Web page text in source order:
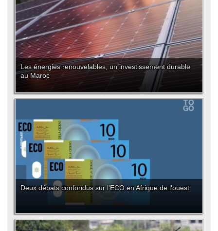
Les énergies renouvelables, un investissement durable
au Maroc
Deux débats confondus sur l'ECO en Afrique de l'ouest